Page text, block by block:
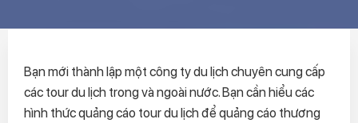
Bạn mới thành lập một công ty du lịch chuyên cung cấp
các tour du lịch trong và ngoài nước. Bạn cần hiểu các
hình thức quảng cáo tour du lịch để quảng cáo thương